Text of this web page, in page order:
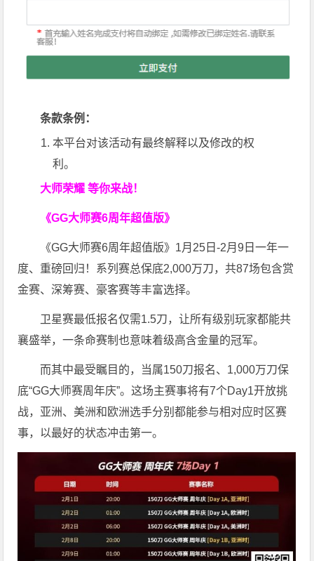
条款条例：
本平台对该活动有最终解释以及修改的权
利。
大师荣耀 等你来战！
《GG大师赛6周年超值版》
《GG大师赛6周年超值版》1月25日-2月9日一年一
度、重磅回归！系列赛总保底2,000万刀，共87场包含赏
金赛、深筹赛、豪客赛等丰富选择。
卫星赛最低报名仅需1.5刀，让所有级别玩家都能共
襄盛举，一条命赛制也意味着级高含金量的冠军。
而其中最受瞩目的，当属150刀报名、1,000万刀保
底“GG大师赛周年庆”。这场主赛事将有7个Day1开放挑
战，亚洲、美洲和欧洲选手分别都能参与相对应时区赛
事，以最好的状态冲击第一。